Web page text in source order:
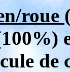
roue
de